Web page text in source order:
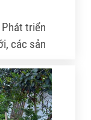
triển
các sản
bảo quản ở
vòng 8 giờ.